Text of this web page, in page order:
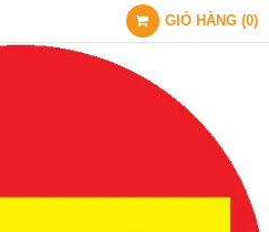
GIỎ HÀNG (0)